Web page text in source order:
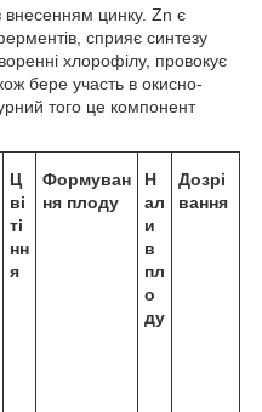
внесенням цинку. Zn є
сприяє синтезу
хлорофілу, провокує
бере участь в окисно-
того це компонент
Ц
ві
ті
нн
я
Формуван
ня плоду
Н
ал
и
в
пл
о
ду
Дозрі
вання